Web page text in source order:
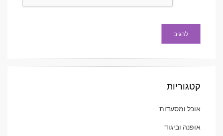
קטגוריות
אוכל ומסעדות
אופנה וביגוד